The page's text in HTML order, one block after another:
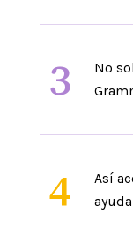
3
No
4
Así